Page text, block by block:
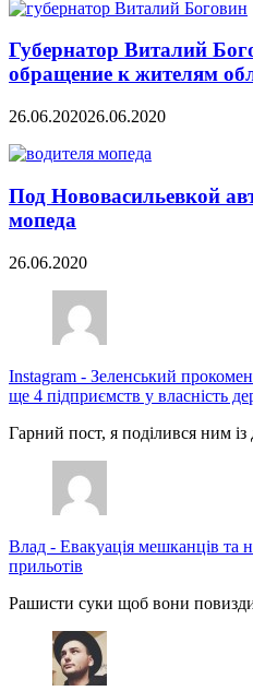
Губернатор Виталий
обращение к жителям
26.06.202026.06.2020
Под Нововасильевкой
мопеда
26.06.2020
Instagram - Зеленський
ще 4 підприємств у власність
Гарний пост, я поділився ним із
Влад - Евакуація мешканців та
прильотів
Рашисти суки щоб вони